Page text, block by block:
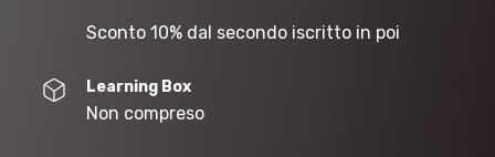
Sconto 10% dal secondo iscritto in poi
Learning Box
Non compreso